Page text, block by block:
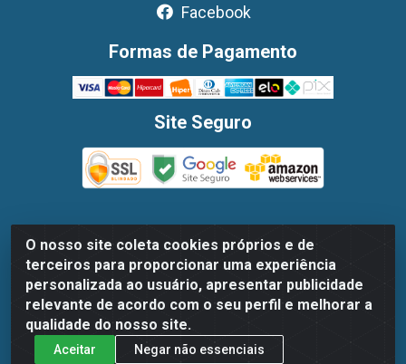
O nosso site coleta cookies próprios e de
terceiros para proporcionar uma experiência
personalizada ao usuário, apresentar publicidade
relevante de acordo com o seu perfil e melhorar a
qualidade do nosso site.
Aceitar Negar não essenciais
Facebook
Formas de Pagamento
Site Seguro
Dispan Distribuidora de Alimentos LTDA - Avenida
Marechal Mascarenhas De Moraes, 1048- Imbiribeira,
Recife/PE - CEP 51.170-000 - CNPJ 30.779.584/0003-78